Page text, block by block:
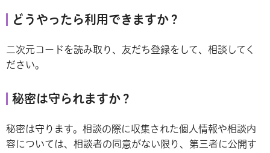
どうやったら利用できますか？
二次元コードを読み取り、友だち登録をして、相談してく
ださい。
秘密は守られますか？
秘密は守ります。相談の際に収集された個人情報や相談内
容については、相談者の同意がない限り、第三者に公開す